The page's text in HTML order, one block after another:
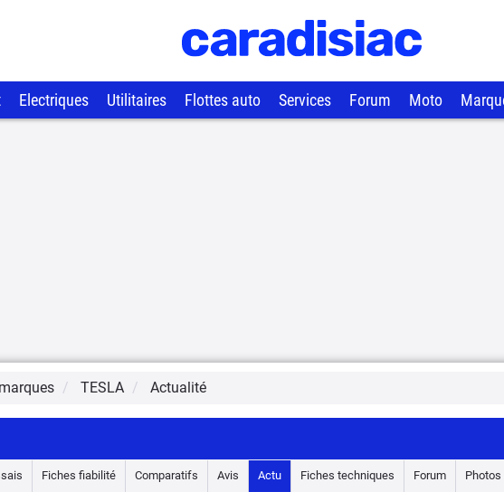
Electriques Utilitaires Flottes auto Services Forum Moto
TESLA Actualité
Fiches fiabilité Comparatifs Avis Actu Fiches techniques Forum Photos